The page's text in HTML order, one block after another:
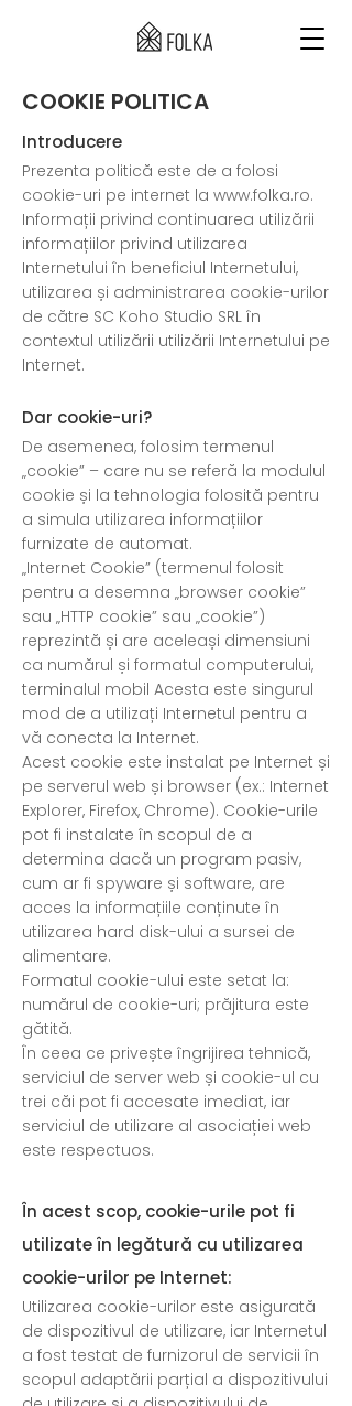
COOKIE POLITICA
Introducere
Prezenta politică este de a folosi
cookie-uri pe internet la www.folka.ro.
Informații privind continuarea utilizării
informațiilor privind utilizarea
Internetului în beneficiul Internetului,
utilizarea și administrarea cookie-urilor
de către SC Koho Studio SRL în
contextul utilizării utilizării Internetului pe
Internet.
Dar cookie-uri?
De asemenea, folosim termenul
„cookie” – care nu se referă la modulul
cookie și la tehnologia folosită pentru
a simula utilizarea informațiilor
furnizate de automat.
„Internet Cookie” (termenul folosit
pentru a desemna „browser cookie”
sau „HTTP cookie” sau „cookie”)
reprezintă și are aceleași dimensiuni
ca numărul și formatul computerului,
terminalul mobil Acesta este singurul
mod de a utilizați Internetul pentru a
vă conecta la Internet.
Acest cookie este instalat pe Internet și
pe serverul web și browser (ex.: Internet
Explorer, Firefox, Chrome). Cookie-urile
pot fi instalate în scopul de a
determina dacă un program pasiv,
cum ar fi spyware și software, are
acces la informațiile conținute în
utilizarea hard disk-ului a sursei de
alimentare.
Formatul cookie-ului este setat la:
numărul de cookie-uri; prăjitura este
gătită.
În ceea ce privește îngrijirea tehnică,
serviciul de server web și cookie-ul cu
trei căi pot fi accesate imediat, iar
serviciul de utilizare al asociației web
este respectuos.
În acest scop, cookie-urile pot fi
utilizate în legătură cu utilizarea
cookie-urilor pe Internet:
Utilizarea cookie-urilor este asigurată
de dispozitivul de utilizare, iar Internetul
a fost testat de furnizorul de servicii în
scopul adaptării parțial a dispozitivului